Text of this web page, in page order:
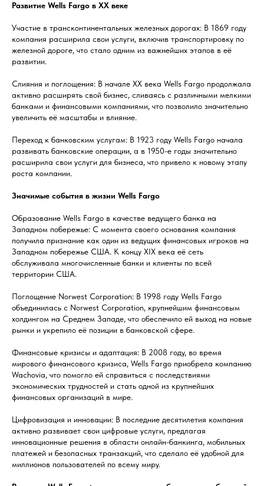
Развитие Wells Fargo в XX веке
Участие в трансконтинентальных железных дорогах: В 1869 году
компания расширила свои услуги, включив транспортировку по
железной дороге, что стало одним из важнейших этапов в её
развитии.
Слияния и поглощения: В начале XX века Wells Fargo продолжала
активно расширять свой бизнес, сливаясь с различными мелкими
банками и финансовыми компаниями, что позволило значительно
увеличить её масштабы и влияние.
Переход к банковским услугам: В 1923 году Wells Fargo начала
развивать банковские операции, а в 1950-е годы значительно
расширила свои услуги для бизнеса, что привело к новому этапу
роста компании.
Значимые события в жизни Wells Fargo
Образование Wells Fargo в качестве ведущего банка на
Западном побережье: С момента своего основания компания
получила признание как один из ведущих финансовых игроков на
Западном побережье США. К концу XIX века её сеть
обслуживала многочисленные банки и клиенты по всей
территории США.
Поглощение Norwest Corporation: В 1998 году Wells Fargo
объединилась с Norwest Corporation, крупнейшим финансовым
холдингом на Среднем Западе, что обеспечило ей выход на новые
рынки и укрепило её позиции в банковской сфере.
Финансовые кризисы и адаптация: В 2008 году, во время
мирового финансового кризиса, Wells Fargo приобрела компанию
Wachovia, что помогло ей справиться с последствиями
экономических трудностей и стать одной из крупнейших
финансовых организаций в мире.
Цифровизация и инновации: В последние десятилетия компания
активно развивает свои цифровые услуги, предлагая
инновационные решения в области онлайн-банкинга, мобильных
платежей и безопасных транзакций, что сделало её удобной для
миллионов пользователей по всему миру.